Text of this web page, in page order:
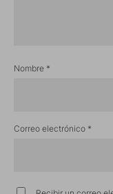
Nombre *
Correo electrónico *